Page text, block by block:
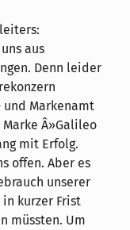
aus
Denn leider
Markenamt
Â»Galileo
mit Erfolg.
offen. Aber es
unserer
kurzer Frist
müssten. Um